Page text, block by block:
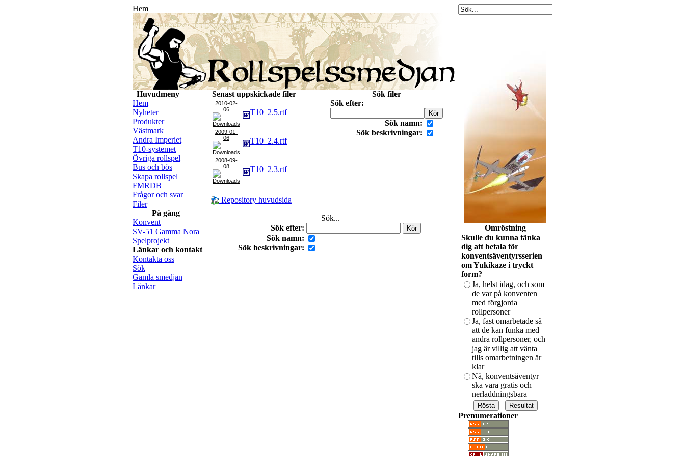
Hem
Huvudmeny
Hem
Nyheter
Produkter
Västmark
Andra Imperiet
T10-systemet
Övriga rollspel
Bus och bös
Skapa rollspel
FMRDB
Frågor och svar
Filer
På gång
Konvent
SV-51 Gamma Nora
Spelprojekt
Länkar och kontakt
Kontakta oss
Sök
Gamla smedjan
Länkar
Senast uppskickade filer
2010-02-
06
T10_2.5.rtf
2009-01-
06
T10_2.4.rtf
2008-09-
08
T10_2.3.rtf
Sök filer
Sök efter:
Sök namn:
Sök beskrivningar:
Repository huvudsida
Sök...
Sök efter:
Sök namn:
Sök beskrivningar:
Omröstning
Skulle du kunna tänka
dig att betala för
konventsäventyrsserien
om Yukikaze i tryckt
form?
Ja, helst idag, och som
de var på konventen
med förgjorda
rollpersoner
Ja, fast omarbetade så
att de kan funka med
andra rollpersoner, och
jag är villig att vänta
tills omarbetningen är
klar
Nä, konventsäventyr
ska vara gratis och
nerladdningsbara
Prenumerationer